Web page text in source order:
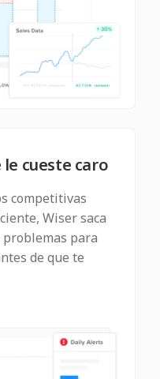
cueste caro
competitivas
Wiser saca
para
de que te